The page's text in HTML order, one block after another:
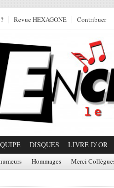
Revue HEXAGONE Contribuer
DISQUES LIVRE D’OR
Hommages Merci